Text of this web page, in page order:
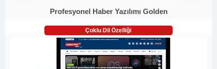
Profesyonel Haber Yazılımı Golden
Çoklu Dil Özelliği